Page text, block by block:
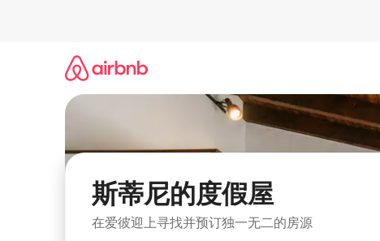
斯蒂尼的度假屋
在爱彼迎上寻找并预订独一无二的房源